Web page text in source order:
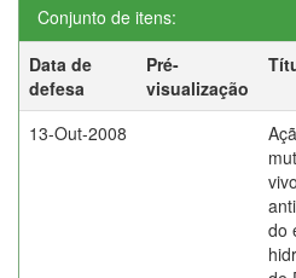
Conjunto de itens:
Data de
defesa
Pré-
visualização
13-Out-2008
do